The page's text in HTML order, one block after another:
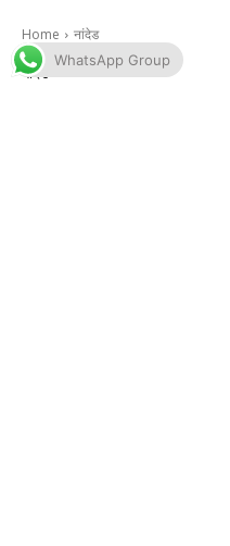
WhatsApp Group